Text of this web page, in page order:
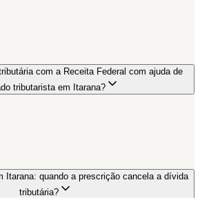
com a Receita Federal com ajuda de
tributarista em Itarana?
Itarana: quando a prescrição cancela a dívida
tributária?